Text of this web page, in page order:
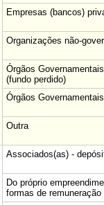
Empresas (bancos)
Organizações não-
Órgãos
(fundo perdido)
Órgãos
Outra
Associados(as) -
Do próprio
formas de remuneração